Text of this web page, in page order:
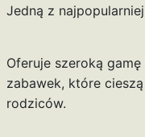
Jedną z
Oferuje szeroką
zabawek, które
rodziców.